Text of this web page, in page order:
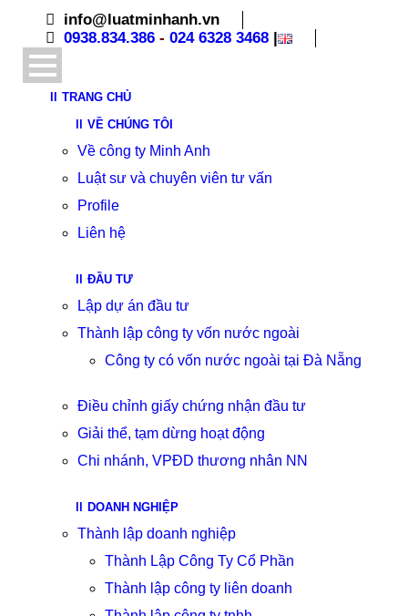
info@luatminhanh.vn
0938.834.386 - 024 6328 3468 |
TRANG CHỦ
VỀ CHÚNG TÔI
Về công ty Minh Anh
Luật sư và chuyên viên tư vấn
Profile
Liên hệ
ĐẦU TƯ
Lập dự án đầu tư
Thành lập công ty vốn nước ngoài
Công ty có vốn nước ngoài tại Đà Nẵng
Điều chỉnh giấy chứng nhận đầu tư
Giải thể, tạm dừng hoạt động
Chi nhánh, VPĐD thương nhân NN
DOANH NGHIỆP
Thành lập doanh nghiệp
Thành Lập Công Ty Cổ Phần
Thành lập công ty liên doanh